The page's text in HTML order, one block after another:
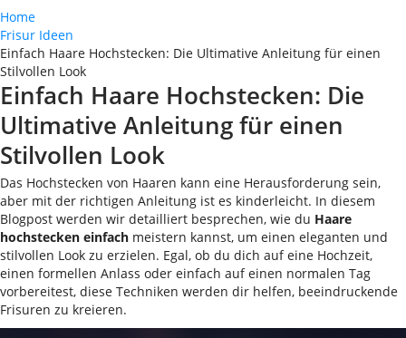
Home
Frisur Ideen
Einfach Haare Hochstecken: Die Ultimative Anleitung für einen
Stilvollen Look
Einfach Haare Hochstecken: Die
Ultimative Anleitung für einen
Stilvollen Look
Das Hochstecken von Haaren kann eine Herausforderung sein,
aber mit der richtigen Anleitung ist es kinderleicht. In diesem
Blogpost werden wir detailliert besprechen, wie du Haare
hochstecken einfach meistern kannst, um einen eleganten und
stilvollen Look zu erzielen. Egal, ob du dich auf eine Hochzeit,
einen formellen Anlass oder einfach auf einen normalen Tag
vorbereitest, diese Techniken werden dir helfen, beeindruckende
Frisuren zu kreieren.